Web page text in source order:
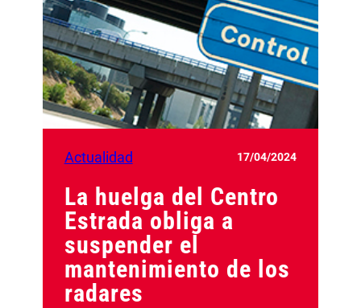
Actualidad 17/04/2024
La huelga del Centro
Estrada obliga a
suspender el
mantenimiento de los
radares